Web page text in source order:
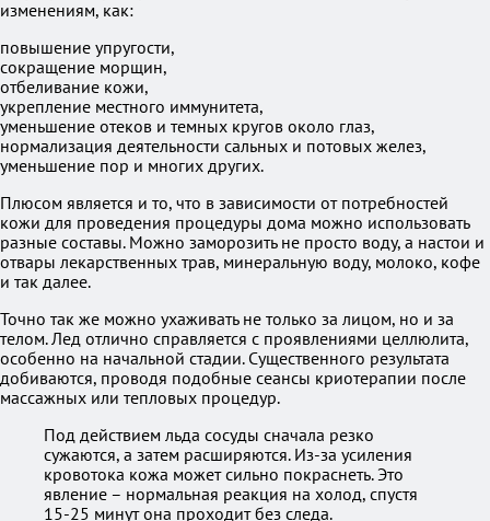
изменениям, как:
повышение упругости,
сокращение морщин,
отбеливание кожи,
укрепление местного иммунитета,
уменьшение отеков и темных кругов около глаз,
нормализация деятельности сальных и потовых желез,
уменьшение пор и многих других.
Плюсом является и то, что в зависимости от потребностей
кожи для проведения процедуры дома можно использовать
разные составы. Можно заморозить не просто воду, а настои и
отвары лекарственных трав, минеральную воду, молоко, кофе
и так далее.
Точно так же можно ухаживать не только за лицом, но и за
телом. Лед отлично справляется с проявлениями целлюлита,
особенно на начальной стадии. Существенного результата
добиваются, проводя подобные сеансы криотерапии после
массажных или тепловых процедур.
Под действием льда сосуды сначала резко
сужаются, а затем расширяются. Из-за усиления
кровотока кожа может сильно покраснеть. Это
явление – нормальная реакция на холод, спустя
15-25 минут она проходит без следа.